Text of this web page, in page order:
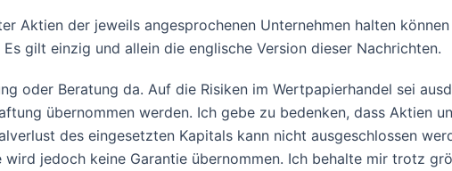
Aktien der jeweils angesprochenen Unternehmen halten
gilt einzig und allein die englische Version dieser Nachrichten.
oder Beratung da. Auf die Risiken im Wertpapierhandel sei
übernommen werden. Ich gebe zu bedenken, dass Aktien
des eingesetzten Kapitals kann nicht ausgeschlossen
jedoch keine Garantie übernommen. Ich behalte mir trotz